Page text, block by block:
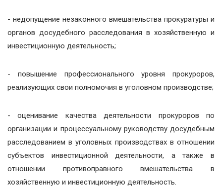
- недопущение незаконного вмешательства прокуратуры и
органов досудебного расследования в хозяйственную и
инвестиционную деятельность;
- повышение профессионального уровня прокуроров,
реализующих свои полномочия в уголовном производстве;
- оценивание качества деятельности прокуроров по
организации и процессуальному руководству досудебным
расследованием в уголовных производствах в отношении
субъектов инвестиционной деятельности, а также в
отношении противоправного вмешательства в
хозяйственную и инвестиционную деятельность.